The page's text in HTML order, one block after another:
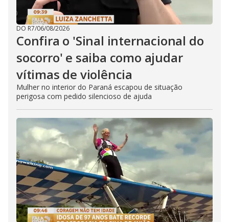
DO R7/06/08/2026
Confira o 'Sinal internacional do
socorro' e saiba como ajudar
vítimas de violência
Mulher no interior do Paraná escapou de situação
perigosa com pedido silencioso de ajuda